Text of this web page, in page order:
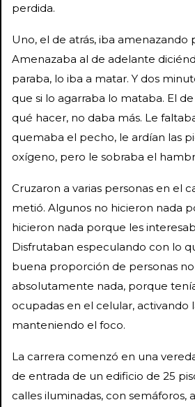
perdida.
Uno, el de atrás, iba
Amenazaba al de adelante
paraba, lo iba a matar. Y dos
que si lo agarraba lo mataba. El
qué hacer, no daba más. Le
quemaba el pecho, le ardían las
oxígeno, pero le sobraba el
Cruzaron a varias personas en el
metió. Algunos no hicieron nada
hicieron nada porque les
Disfrutaban especulando con lo
buena proporción de personas no
absolutamente nada, porque
ocupadas en el celular, activando
manteniendo el foco.
La carrera comenzó en una
de entrada de un edificio de 25
calles iluminadas, con semáforos,